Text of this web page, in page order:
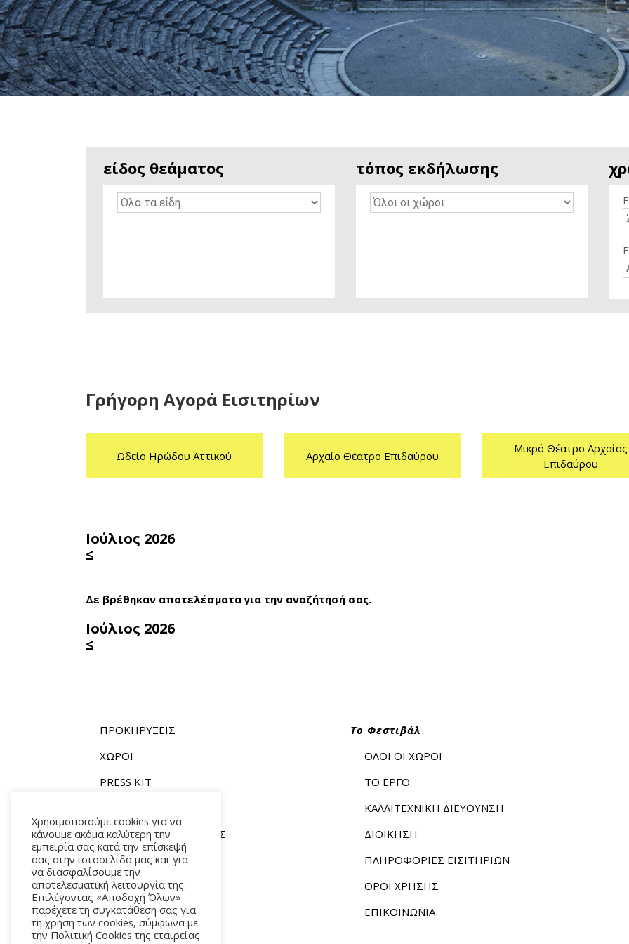
είδος θεάματος τόπος εκδήλωσης
Γρήγορη Αγορά Εισιτηρίων
Ωδείο Ηρώδου Αττικού Αρχαίο Θέατρο Επιδαύρου
Μικρό Θέατρο Αρχαίας
Επιδαύρου
Ιούλιος 2026
≤
Δε βρέθηκαν αποτελέσματα για την αναζήτησή σας.
Ιούλιος 2026
≤
ΠΡΟΚΗΡΥΞΕΙΣ
ΧΩΡΟΙ
PRESS KIT
ΓΕΝΙΚΕΣ ΠΛΗΡΟΦΟΡΙΕΣ
Τ. +30 210 9282900/ 901
Το Φεστιβάλ
ΟΛΟΙ ΟΙ ΧΩΡΟΙ
ΤΟ ΕΡΓΟ
ΚΑΛΛΙΤΕΧΝΙΚΗ ΔΙΕΥΘΥΝΣΗ
ΔΙΟΙΚΗΣΗ
ΠΛΗΡΟΦΟΡΙΕΣ ΕΙΣΙΤΗΡΙΩΝ
ΟΡΟΙ ΧΡΗΣΗΣ
ΕΠΙΚΟΙΝΩΝΙΑ
Χρησιμοποιούμε cookies για να
κάνουμε ακόμα καλύτερη την
εμπειρία σας κατά την επίσκεψή
σας στην ιστοσελίδα μας και για
να διασφαλίσουμε την
αποτελεσματική λειτουργία της.
Επιλέγοντας «Αποδοχή Όλων»
παρέχετε τη συγκατάθεση σας για
τη χρήση των cookies, σύμφωνα με
την Πολιτική Cookies της εταιρείας